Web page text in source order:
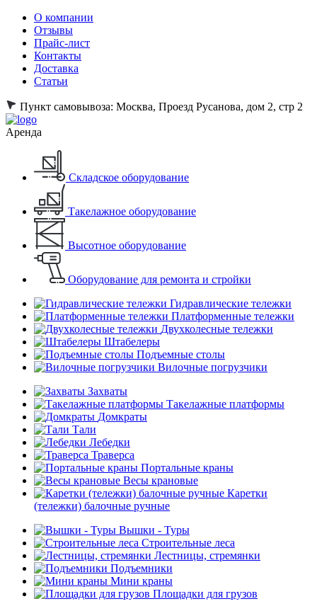
О компании
Отзывы
Прайс-лист
Контакты
Доставка
Статьи
Пункт самовывоза: Москва, Проезд Русанова, дом 2, стр 2
Аренда
Складское оборудование
Такелажное оборудование
Высотное оборудование
Оборудование для ремонта и стройки
Гидравлические тележки
Платформенные тележки
Двухколесные тележки
Штабелеры
Подъемные столы
Вилочные погрузчики
Захваты
Такелажные платформы
Домкраты
Тали
Лебедки
Траверса
Портальные краны
Весы крановые
Каретки
(тележки) балочные ручные
Вышки - Туры
Строительные леса
Лестницы, стремянки
Подъемники
Мини краны
Площадки для грузов